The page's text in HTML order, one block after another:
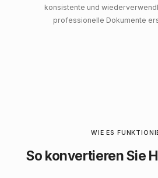
konsistente und
professionelle Dokumente
WIE ES
So konvertieren Sie